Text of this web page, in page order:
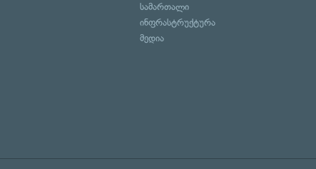
სამართალი
ინფრასტრუქტურა
მედია